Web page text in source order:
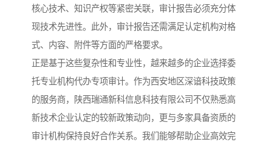
核心技术、知识产权等紧密关联，审计报告必须充分体
现技术先进性。此外，审计报告还需满足认定机构对格
式、内容、附件等方面的严格要求。
正是基于这些复杂性和专业性，越来越多的企业选择委
托专业机构代办专项审计。作为西安地区深谙科技政策
的服务商，陕西瑞通新科信息科技有限公司不仅熟悉高
新技术企业认定的较新政策动向，更与多家具备资质的
审计机构保持良好合作关系。我们能够帮助企业高效完